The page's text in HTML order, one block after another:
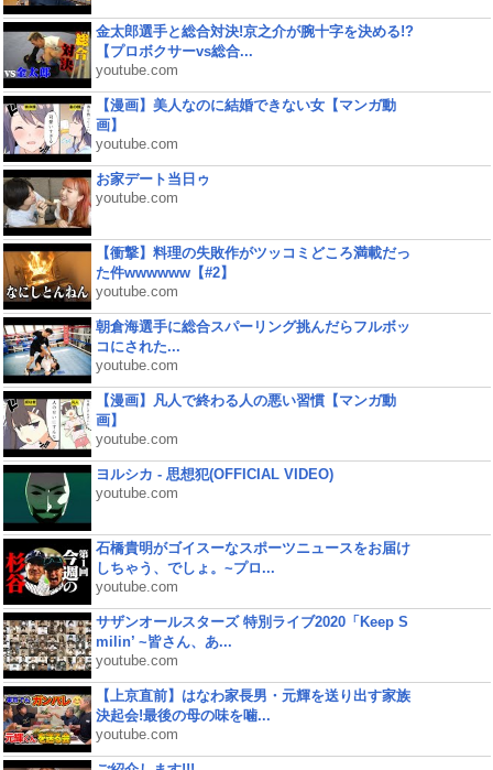
金太郎選手と総合対決!京之介が腕十字を決める!?
【プロボクサーvs総合...
youtube.com
【漫画】美人なのに結婚できない女【マンガ動
画】
youtube.com
お家デート当日ゥ
youtube.com
【衝撃】料理の失敗作がツッコミどころ満載だっ
た件wwwwww【#2】
youtube.com
朝倉海選手に総合スパーリング挑んだらフルボッ
コにされた...
youtube.com
【漫画】凡人で終わる人の悪い習慣【マンガ動
画】
youtube.com
ヨルシカ - 思想犯(OFFICIAL VIDEO)
youtube.com
石橋貴明がゴイスーなスポーツニュースをお届け
しちゃう、でしょ。~プロ...
youtube.com
サザンオールスターズ 特別ライブ2020「Keep S
milin’ ~皆さん、あ...
youtube.com
【上京直前】はなわ家長男・元輝を送り出す家族
決起会!最後の母の味を噛...
youtube.com